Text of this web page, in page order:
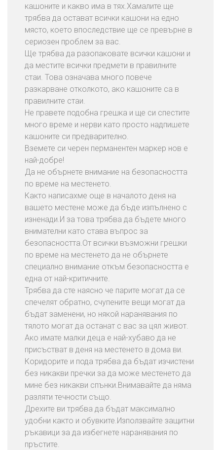
кашоните и какво има в тях.Хамалите ще
трябва да остават всички кашони на едно
място, което впоследствие ще се превърне в
сериозен проблем за вас.
Ще трябва да разопаковате всички кашони и
да местите всички предмети в правилните
стаи. Това означава много повече
разкарване отколкото, ако кашоните са в
правилните стаи.
Не правете подобна грешка и ще си спестите
много време и нерви като просто надпишете
кашоните си предварително.
Вземете си черен перманентен маркер нов е
най-добре!
Да не обърнете внимание на безопасността
по време на местенето.
Както написахме още в началото деня на
вашето местене може да бъде изпълнено с
изненади.И за това трябва да бъдете много
внимателни като става въпрос за
безопасността.От всички възможни грешки
по време на местенето да не обърнете
специално внимание откъм безопасността е
една от най-критичните.
Трябва да сте наясно че парите могат да се
спечелят обратно, счупените вещи могат да
бъдат заменени, но някой наранявания по
тялото могат да останат с вас за цял живот.
Ако имате малки деца е най-хубаво да не
присъстват в деня на местенето в дома ви.
Коридорите и пода трябва да бъдат изчистени
без никакви пречки за да може местенето да
мине без никакви спънки.Внимавайте да няма
разляти течности също.
Дрехите ви трябва да бъдат максимално
удобни както и обувките.Използвайте защитни
ръкавици за да избегнете наранявания по
пръстите.